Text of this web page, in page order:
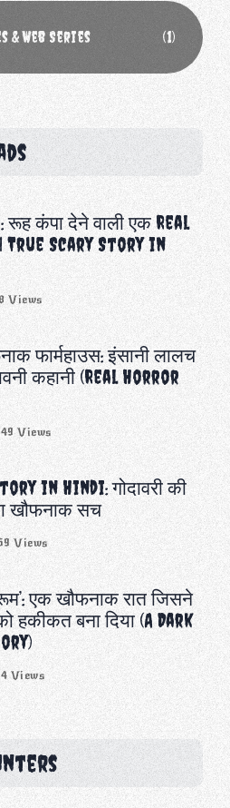
& Web Series (1)
कंपा देने वाली एक Real
Scary Story in
Views
फार्महाउस: इंसानी लालच
कहानी (Real Horror
Views
in Hindi: गोदावरी की
खौफनाक सच
Views
एक खौफनाक रात जिसने
हकीकत बना दिया (A Dark
Views